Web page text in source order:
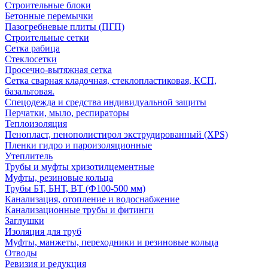
Строительные блоки
Бетонные перемычки
Пазогребневые плиты (ПГП)
Строительные сетки
Сетка рабица
Стеклосетки
Просечно-вытяжная сетка
Сетка сварная кладочная, стеклопластиковая, КСП,
базальтовая.
Спецодежда и средства индивидуальной защиты
Перчатки, мыло, респираторы
Теплоизоляция
Пенопласт, пенополистирол экструдированный (XPS)
Пленки гидро и пароизоляционные
Утеплитель
Трубы и муфты хризотилцементные
Муфты, резиновые кольца
Трубы БТ, БНТ, ВТ (Ф100-500 мм)
Канализация, отопление и водоснабжение
Канализационные трубы и фитинги
Заглушки
Изоляция для труб
Муфты, манжеты, переходники и резиновые кольца
Отводы
Ревизия и редукция